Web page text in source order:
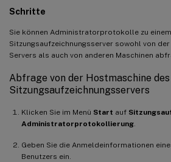
Schritte
Sie können Administratorprotokolle zu einem
Sitzungsaufzeichnungsserver sowohl von
Servers als auch von anderen Maschinen
Abfrage von der Hostmaschine
Sitzungsaufzeichnungsservers
Klicken Sie im Menü Start auf
Administratorprotokollierung.
Geben Sie die Anmeldeinformationen
Benutzers ein.